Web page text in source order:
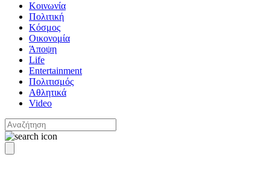
Κοινωνία
Πολιτική
Κόσμος
Οικονομία
Άποψη
Life
Entertainment
Πολιτισμός
Αθλητικά
Video